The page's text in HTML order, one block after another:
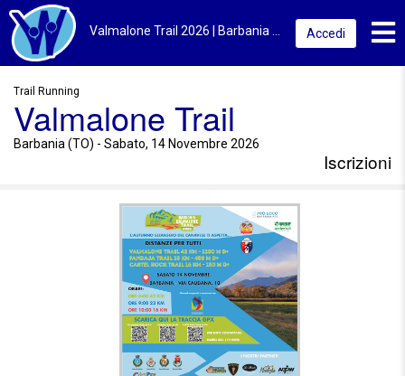
Accedi
Trail Running
Valmalone Trail
Barbania (TO) - Sabato, 14 Novembre 2026
Iscrizioni